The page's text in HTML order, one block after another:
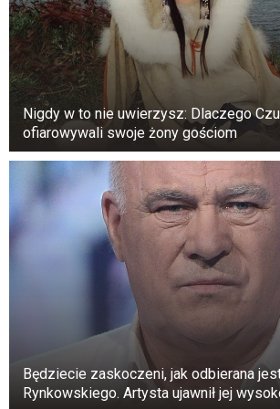
Zgodnie z przepisami
kredytowe są zobowiązane
transakcji gotówkowych
(około 65 000-70 000 złotych).
Nigdy w to nie uwierzysz: Dlaczego
ofiarowywali swoje żony gościom
Będziecie zaskoczeni, jak odbierana
Rynkowskiego. Artysta ujawnił jej